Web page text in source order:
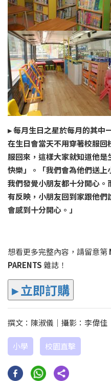
▸ 每月生日之星於每月的其中
在生日會當天不用穿著校服
服回來，這樣大家就知道他
快樂」。「我們會為他們送上
我們發覺小朋友都十分開心
有反映，小朋友回到家跟他
會感到十分開心。」
想看更多完整內容，請留意第
PARENTS 雜誌！
▸ 立即訂購
撰文：陳淑儀｜攝影：李偉佳
小學 校園直擊